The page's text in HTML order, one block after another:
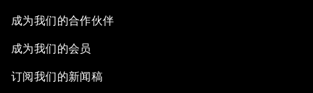
成为我们的合作伙伴
成为我们的会员
订阅我们的新闻稿